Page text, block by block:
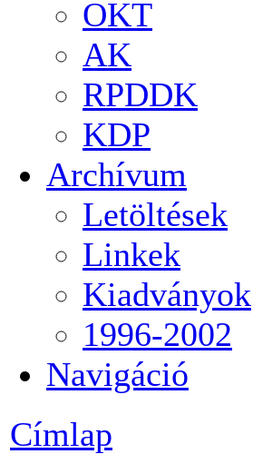
OKT
AK
RPDDK
KDP
Archívum
Letöltések
Linkek
Kiadványok
1996-2002
Navigáció
Címlap